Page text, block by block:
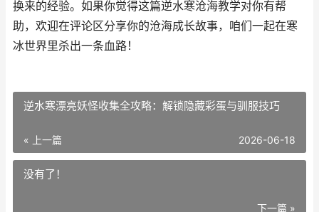
换来的经验。如果你觉得这篇逆水寒沧海教学对你有帮
助，欢迎在评论区分享你的沧海成长故事，咱们一起在寒
冰世界里杀出一条血路！
逆水寒漂亮妖怪收集全攻略：解锁隐藏彩蛋与驯服技巧
« 上一篇 2026-06-18
没有了！
下一篇 »